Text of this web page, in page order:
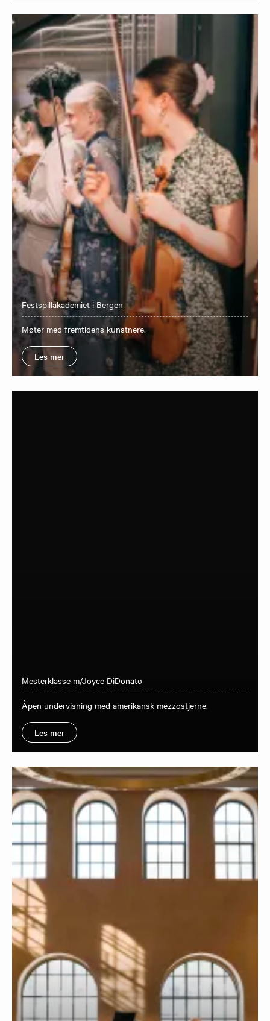
Festspillakademiet i Bergen
Møter med fremtidens kunstnere.
Les mer
Mesterklasse m/Joyce DiDonato
Åpen undervisning med amerikansk mezzostjerne.
Les mer